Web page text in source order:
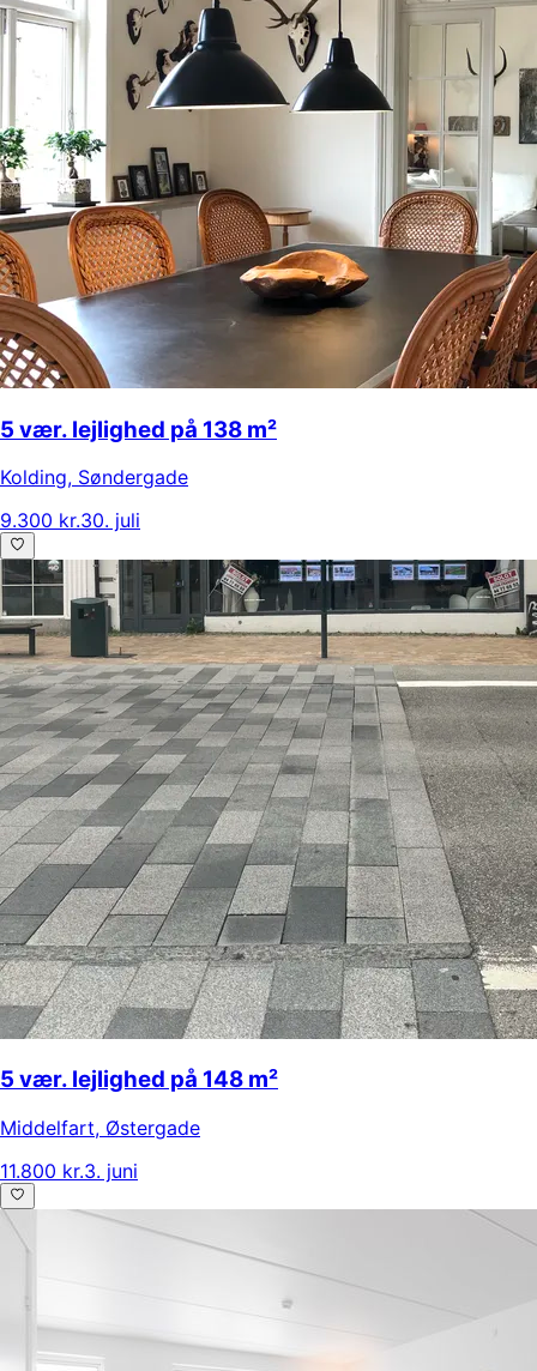
5 vær. lejlighed på 138 m²
Kolding, Søndergade
9.300 kr.30. juli
5 vær. lejlighed på 148 m²
Middelfart, Østergade
11.800 kr.3. juni